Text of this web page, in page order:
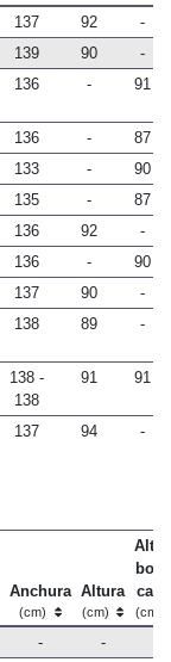
137 92
-
139 90
-
136 - 91
136 -
87
133 -
90
135 -
87
136 92
-
136 -
90
137 90
-
138 89 -
138 -
138
91 91
137 94 -
Anchura
(cm)
Altura
(cm) (cm)
- -